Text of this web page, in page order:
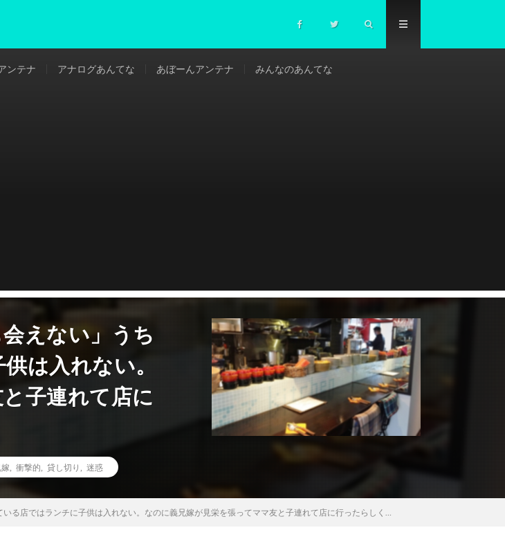
ンテナ アナログあんてな あぼーんアンテナ みんなのあんてな
えない」うち
は入れない。
子連れて店に
衝撃的 貸し切り 迷惑
る店ではランチに子供は入れない。なのに義兄嫁が見栄を張ってママ友と子連れて店に行ったらしく…